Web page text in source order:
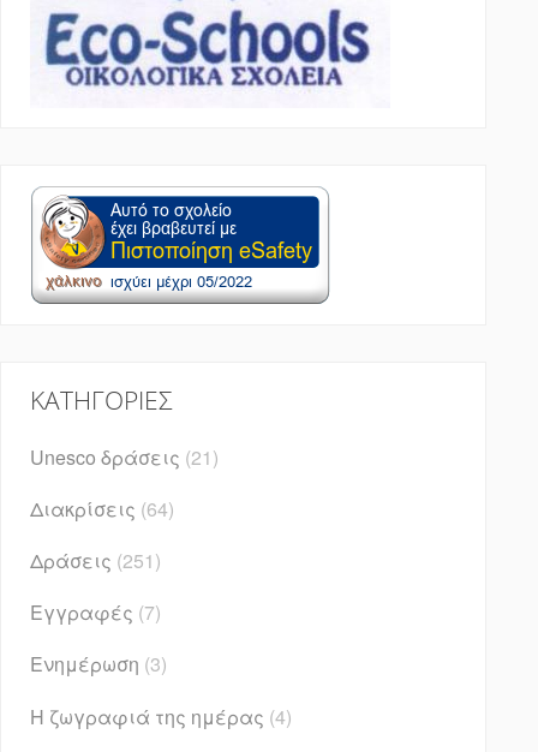
KΑΤΗΓΟΡΊΕΣ
Unesco δράσεις (21)
Διακρίσεις (64)
Δράσεις (251)
Εγγραφές (7)
Ενημέρωση (3)
Η ζωγραφιά της ημέρας (4)